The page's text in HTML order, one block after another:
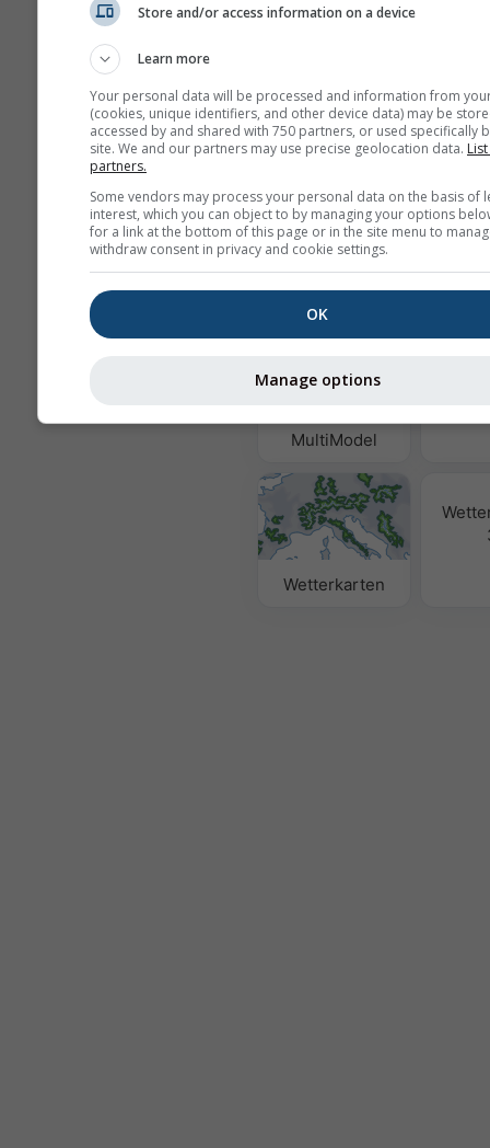
Dritte weiter, wie in unserer
Datenschutzrichtlinie
die Verwendung von meteoblue
Adresse wird auch mit anderen
Diensten verwendbar sein.
MultiModel
Wetterkarten
Store and/or access information on a device
Learn more
Your personal data will be processed and information from
(cookies, unique identifiers, and other device data) may be
accessed by and shared with 750 partners, or used specifically
site. We and our partners may use precise geolocation data.
partners.
Some vendors may process your personal data on the basis of
interest, which you can object to by managing your options
for a link at the bottom of this page or in the site menu to
withdraw consent in privacy and cookie settings.
OK
Manage options